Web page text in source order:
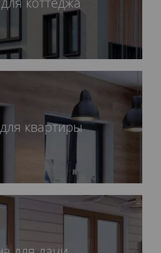
квартиры